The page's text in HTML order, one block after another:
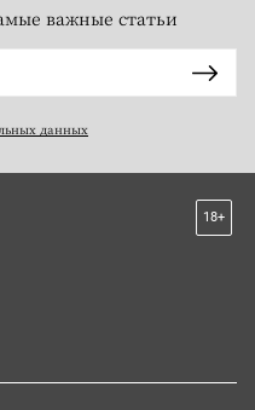
важные статьи
данных
18+